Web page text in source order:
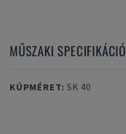
MŰSZAKI SPECIFIKÁCIÓ
KÚPMÉRET: SK 40